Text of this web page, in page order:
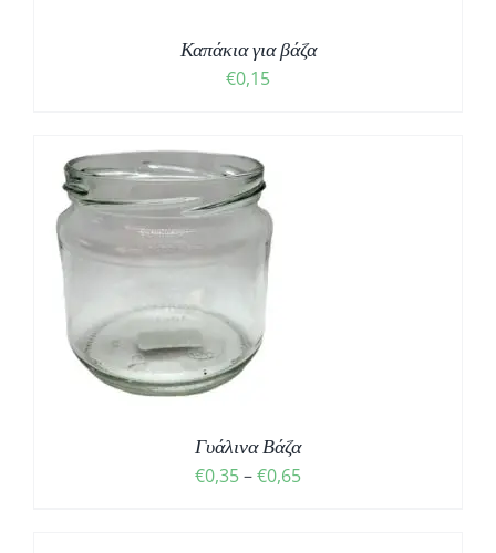
Καπάκια για βάζα
€0,15
Γυάλινα Βάζα
€0,35–€0,65Price